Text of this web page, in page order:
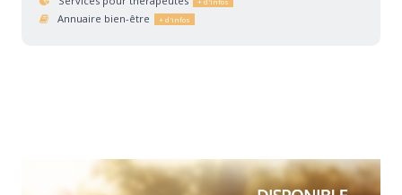
Annuaire bien-être